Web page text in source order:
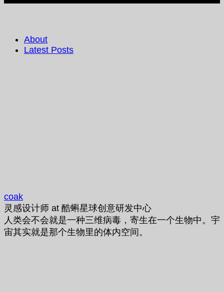
About
Latest Posts
coak
灵感设计师 at 酷蝌星球创意研发中心
人类会不会就是一种三维病毒，寄生在一个生物中。宇
宙其实就是那个生物里的体内空间。